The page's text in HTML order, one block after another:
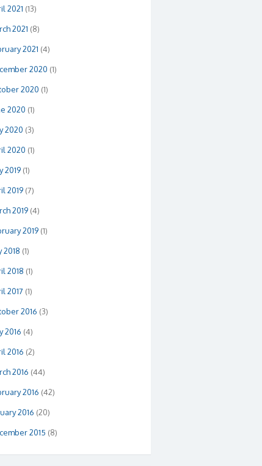
2021 (13)
2021 (8)
2021 (4)
2020 (1)
2020 (1)
2020 (1)
2020 (3)
2020 (1)
2019 (1)
2019 (7)
2019 (4)
2019 (1)
2018 (1)
2018 (1)
2017 (1)
2016 (3)
2016 (4)
2016 (2)
2016 (44)
2016 (42)
2016 (20)
2015 (8)